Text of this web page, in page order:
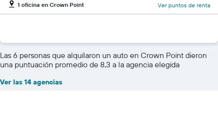
1 oficina en Crown Point Ver puntos de renta
Las 6 personas que alquilaron un auto en Crown Point dieron
una puntuación promedio de 8,3 a la agencia elegida
Ver las 14 agencias